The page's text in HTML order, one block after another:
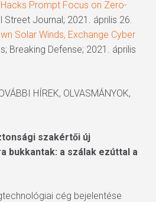
Prompt Focus on Zero-
Street Journal; 2021. április 26.
Solar Winds, Exchange Cyber
Breaking Defense; 2021. április
HÍREK, OLVASMÁNYOK,
szakértői új
bukkantak: a szálak ezúttal a
cég bejelentése